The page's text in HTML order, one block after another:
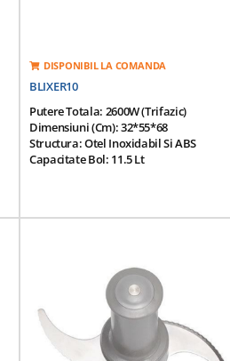
DISPONIBIL LA COMANDA
BLIXER10
Putere Totala: 2600W (trifazic)
Dimensiuni (cm): 32*55*68
Structura: Otel Inoxidabil Si ABS
Capacitate Bol: 11.5 Lt
Tensiune De Alimentare: 380V/50Hz
Contine: Bol Din Otel Inoxidabil
Detasabil; Capac Sigilat Echipat Cu Un
Bol Si O Razatoare; Bol Cu Capacitate
Mare Pentru Lichide; Ansamblu Cutit Cu
3 Lame Zimtate Fin.
Greutate: 49 Kg